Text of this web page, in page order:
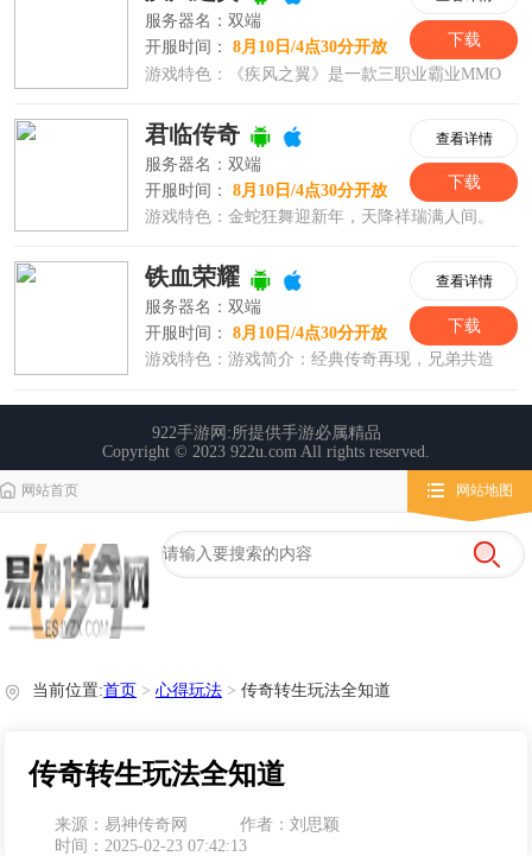
网站首页 网站地图
栏目导航
微变传奇
传奇攻略
心得玩法
当前位置:首页 > 心得玩法 > 传奇转生玩法全知道
传奇转生玩法全知道
来源：易神传奇网
作者：刘思颖
时间：2025-02-23 07:42:13